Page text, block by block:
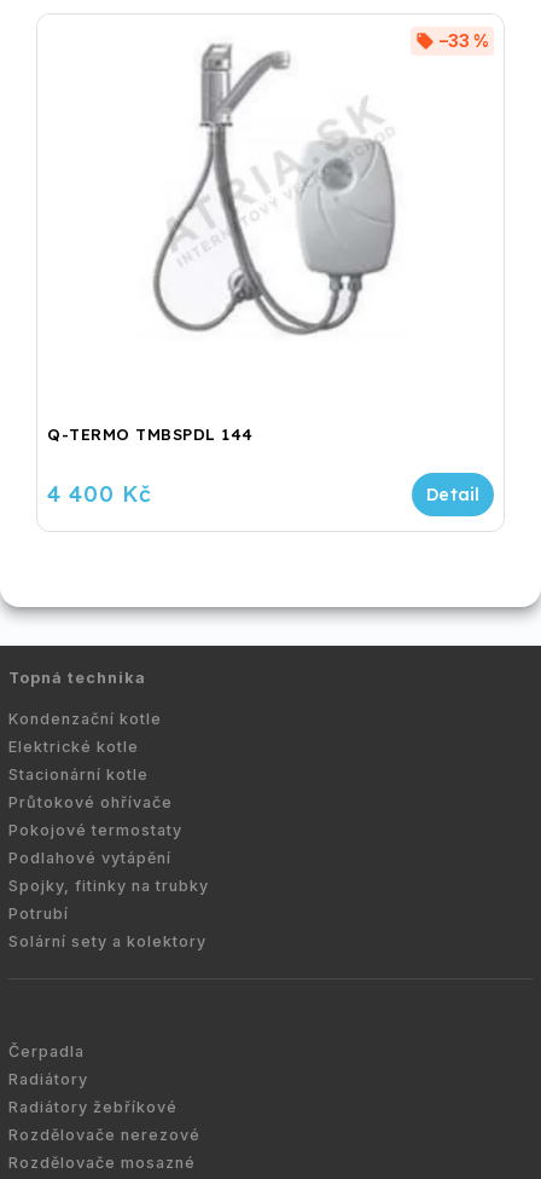
Q-TERMO TMBSPDL 144
–33 %
4 400 Kč
Topná technika
Kondenzační kotle
Elektrické kotle
Stacionární kotle
Průtokové ohřívače
Pokojové termostaty
Podlahové vytápění
Spojky, fitinky na trubky
Potrubí
Solární sety a kolektory
Čerpadla
Radiátory
Radiátory žebříkové
Rozdělovače nerezové
Rozdělovače mosazné